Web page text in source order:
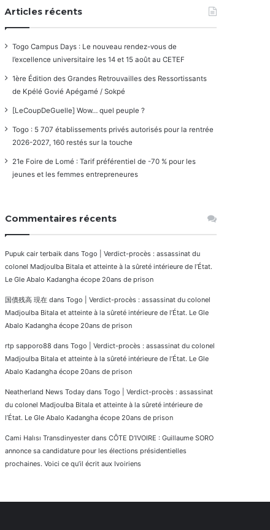
Articles récents
Togo Campus Days : Le nouveau rendez-vous de
l’excellence universitaire les 14 et 15 août au CETEF
1ère Édition des Grandes Retrouvailles des Ressortissants
de Kpélé Govié Apégamé / Sokpé
[LeCoupDeGuelle] Wow… quel peuple ?
Togo : 5 707 établissements privés autorisés pour la rentrée
2026-2027, 160 restés sur la touche
21e Foire de Lomé : Tarif préférentiel de -70 % pour les
jeunes et les femmes entrepreneures
Commentaires récents
Pupuk cair terbaik dans Togo | Verdict-procès : assassinat du
colonel Madjoulba Bitala et atteinte à la sûreté intérieure de l’État.
Le Gle Abalo Kadangha écope 20ans de prison
国債残高 現在 dans Togo | Verdict-procès : assassinat du colonel
Madjoulba Bitala et atteinte à la sûreté intérieure de l’État. Le Gle
Abalo Kadangha écope 20ans de prison
rtp sapporo88 dans Togo | Verdict-procès : assassinat du colonel
Madjoulba Bitala et atteinte à la sûreté intérieure de l’État. Le Gle
Abalo Kadangha écope 20ans de prison
Neatherland News Today dans Togo | Verdict-procès : assassinat
du colonel Madjoulba Bitala et atteinte à la sûreté intérieure de
l’État. Le Gle Abalo Kadangha écope 20ans de prison
Cami Halısı Transdinyester dans CÔTE D’IVOIRE : Guillaume SORO
annonce sa candidature pour les élections présidentielles
prochaines. Voici ce qu’il écrit aux Ivoiriens